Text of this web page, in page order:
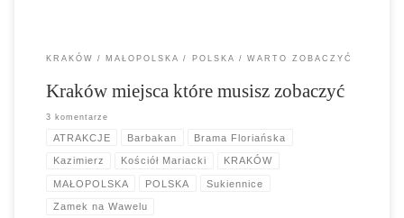
KRAKÓW MAŁOPOLSKA POLSKA WARTO ZOBACZYĆ
Kraków miejsca które musisz zobaczyć
3 komentarze
ATRAKCJE Barbakan Brama Floriańska
Kazimierz Kościół Mariacki KRAKÓW
MAŁOPOLSKA POLSKA Sukiennice
Zamek na Wawelu